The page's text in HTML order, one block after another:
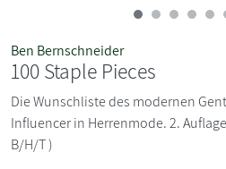
Ben Bernschneider
100 Staple Pieces
Die Wunschliste des modernen
Influencer in Herrenmode. 2.
B/H/T )